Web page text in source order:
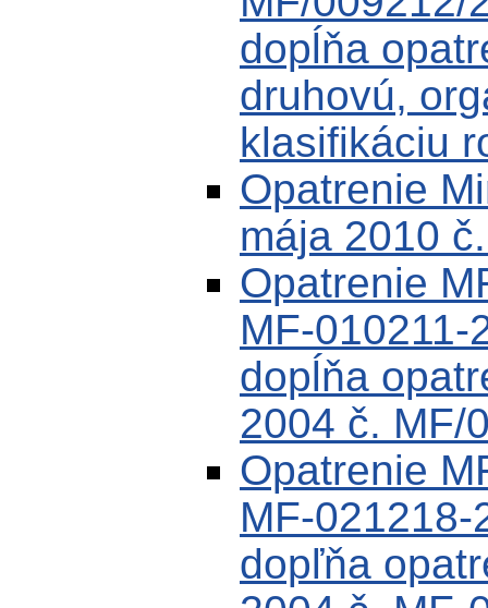
dopĺňa
druhovú,
klasifikáciu
Opatrenie
mája 2010
Opatrenie
MF-
dopĺňa
2004 č. MF/
Opatrenie
MF-
dopľňa